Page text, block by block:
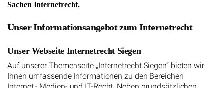
Sachen Internetrecht.
Unser Informationsangebot zum Internetrecht
Unser Webseite Internetrecht Siegen
Auf unserer Themenseite „Internetrecht Siegen“ bieten wir
Ihnen umfassende Informationen zu den Bereichen
Internet,- Medien- und IT-Recht. Neben grundsätzlichen